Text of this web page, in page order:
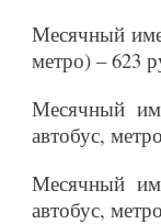
Месячный
метро) – 623
Месячный
автобус,
Месячный
автобус,